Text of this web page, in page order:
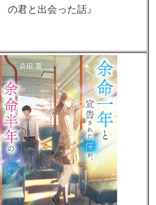
の君と出会った話』